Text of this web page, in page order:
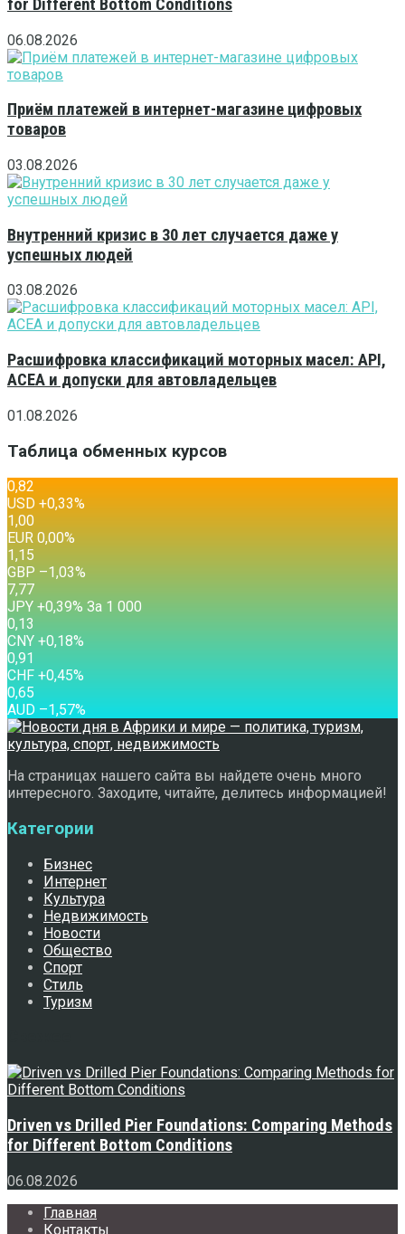
for Different Bottom Conditions
06.08.2026
Приём платежей в интернет-магазине цифровых
товаров
03.08.2026
Внутренний кризис в 30 лет случается даже у
успешных людей
03.08.2026
Расшифровка классификаций моторных масел: API,
ACEA и допуски для автовладельцев
01.08.2026
Таблица обменных курсов
0,82
USD +0,33%
1,00
EUR 0,00%
1,15
GBP –1,03%
7,77
JPY +0,39% За 1 000
0,13
CNY +0,18%
0,91
CHF +0,45%
0,65
AUD –1,57%
На страницах нашего сайта вы найдете очень много
интересного. Заходите, читайте, делитесь информацией!
Категории
Бизнес
Интернет
Культура
Недвижимость
Новости
Общество
Спорт
Стиль
Туризм
Driven vs Drilled Pier Foundations: Comparing Methods
for Different Bottom Conditions
06.08.2026
Главная
Контакты